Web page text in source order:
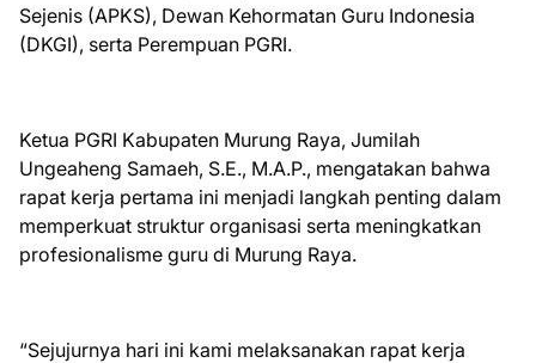
Sejenis (APKS), Dewan Kehormatan Guru Indonesia
(DKGI), serta Perempuan PGRI.
Ketua PGRI Kabupaten Murung Raya, Jumilah
Ungeaheng Samaeh, S.E., M.A.P., mengatakan bahwa
rapat kerja pertama ini menjadi langkah penting dalam
memperkuat struktur organisasi serta meningkatkan
profesionalisme guru di Murung Raya.
“Sejujurnya hari ini kami melaksanakan rapat kerja